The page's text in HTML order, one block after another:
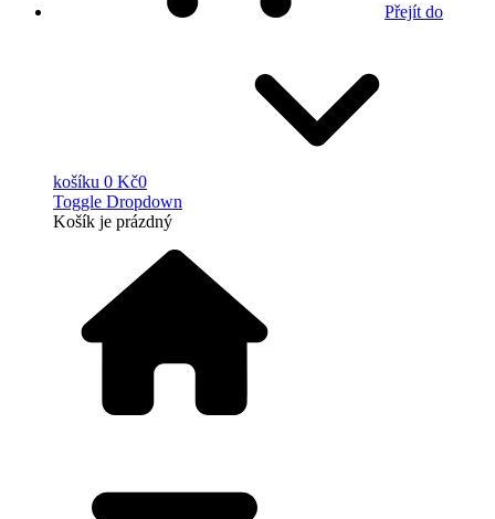
Přejít do
košíku 0 Kč0
Toggle Dropdown
Košík je prázdný